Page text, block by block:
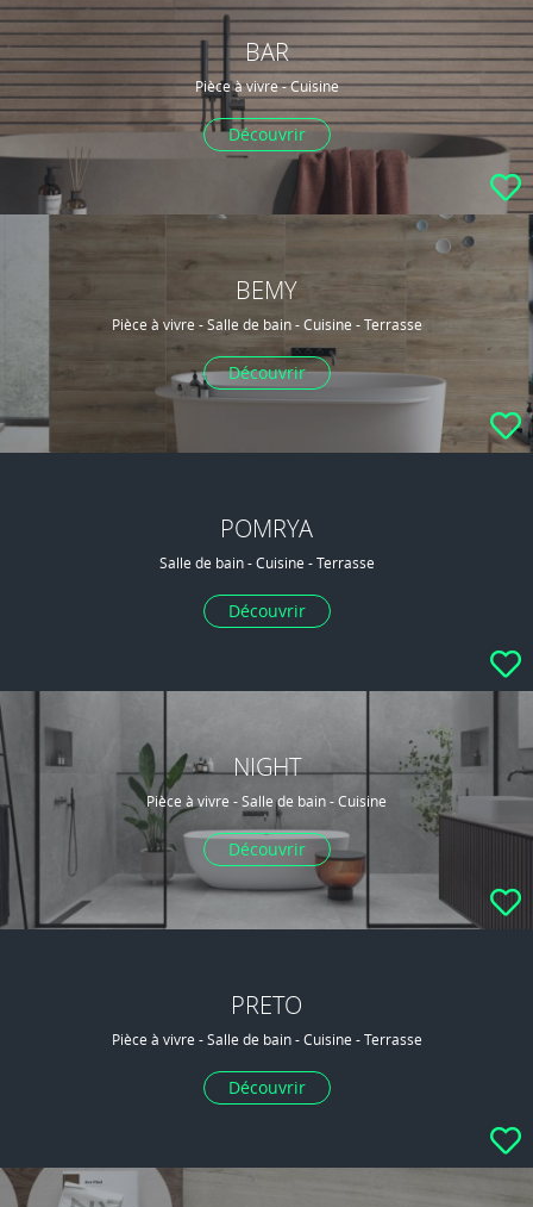
BAR
Pièce à vivre - Cuisine
Découvrir
BEMY
Pièce à vivre - Salle de bain - Cuisine - Terrasse
Découvrir
POMRYA
Salle de bain - Cuisine - Terrasse
Découvrir
NIGHT
Pièce à vivre - Salle de bain - Cuisine
Découvrir
PRETO
Pièce à vivre - Salle de bain - Cuisine - Terrasse
Découvrir